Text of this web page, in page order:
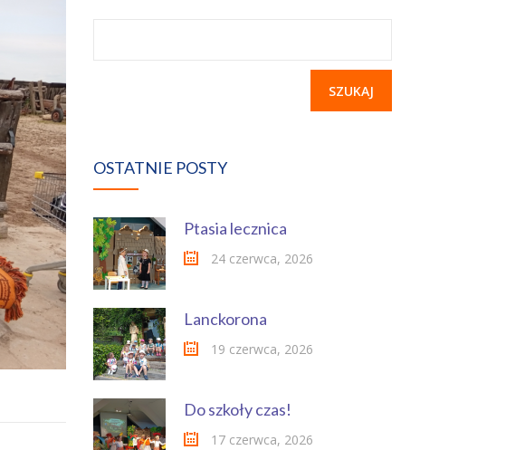
OSTATNIE POSTY
Ptasia lecznica
24 czerwca, 2026
Lanckorona
19 czerwca, 2026
Do szkoły czas!
17 czerwca, 2026